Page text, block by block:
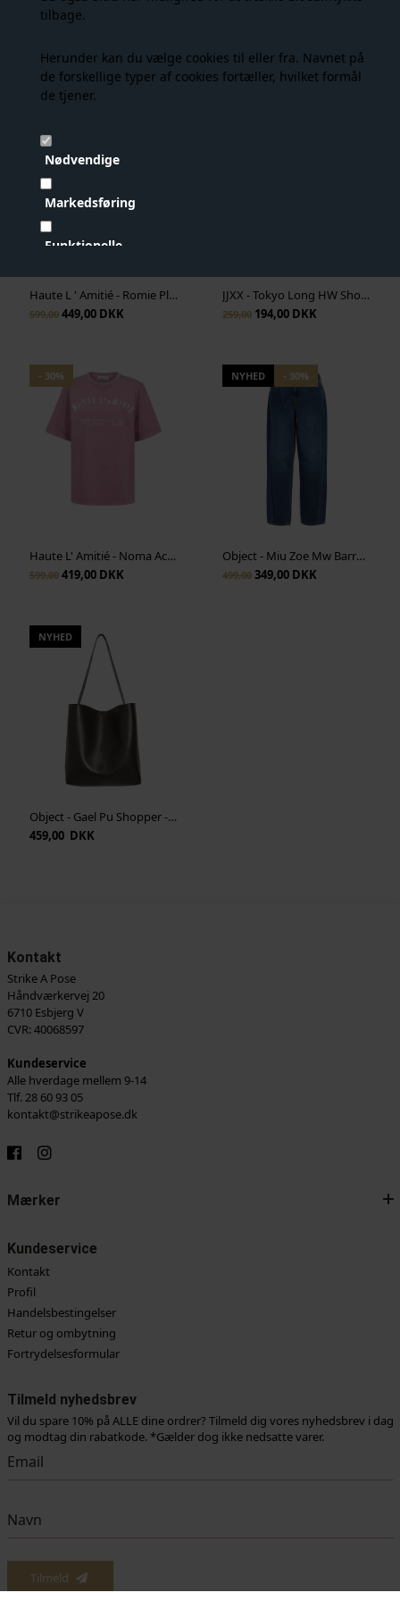
tilbage.
Herunder kan du vælge cookies til eller fra. Navnet på
de forskellige typer af cookies fortæller, hvilket formål
de tjener.
Nødvendige
Markedsføring
Funktionelle
Statistiske
Vis cookie detaljer
følgende produkter
Haute L ' Amitié - Romie Pleat Tee - White
599,00449,00 DKK
JJXX - Tokyo Long HW Shorts - Black
259,00 194,00 DKK
- 30%
Haute L' Amitié - Noma Acid Curve Studio Tee - Pink Acid Wash
599,00419,00 DKK
NYHED - 30%
Object - Miu Zoe Mw Barrel Ankle Jeans - Medium Blue Denim
499,00 349,00 DKK
NYHED
Object - Gael Pu Shopper - Seal Brown
459,00 DKK
Kontakt
Strike A Pose
Håndværkervej 20
6710 Esbjerg V
CVR: 40068597
Kundeservice
Alle hverdage mellem 9-14
Tlf. 28 60 93 05
kontakt@strikeapose.dk
Mærker
Kundeservice
Kontakt
Profil
Handelsbestingelser
Retur og ombytning
Fortrydelsesformular
Tilmeld nyhedsbrev
Vil du spare 10% på ALLE dine ordrer? Tilmeld dig vores nyhedsbrev i dag
og modtag din rabatkode. *Gælder dog ikke nedsatte varer.
Tilmeld
website. Hvis du fortsætter med at bruge dette site vil vi antage at du er indforstået